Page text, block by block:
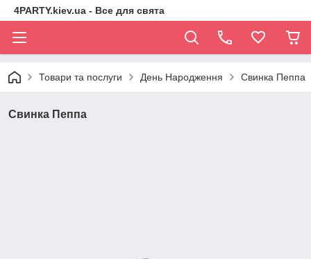
4PARTY.kiev.ua - Все для свята
Товари та послуги День Народження Свинка Пеппа
Свинка Пеппа